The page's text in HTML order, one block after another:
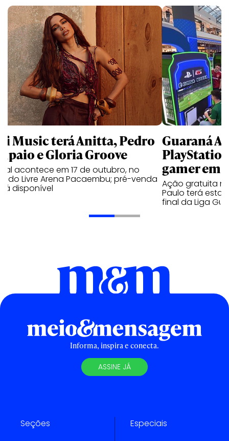
Music terá Anitta, Pedro
e Gloria Groove
acontece em 17 de outubro, no
Livre Arena Pacaembu; pré-venda
disponível
Guaraná
gamer em
Ação gratuita
Paulo terá
final da Liga
Informa, inspira e conecta.
ASSINE JÁ
Seções Especiais